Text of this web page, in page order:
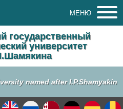
МЕНЮ
государственный
университет
named after I.P.Shamyakin